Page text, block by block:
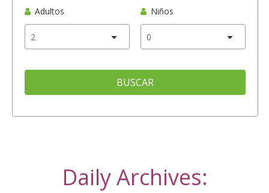
Adultos Niños
BUSCAR
Daily Archives: